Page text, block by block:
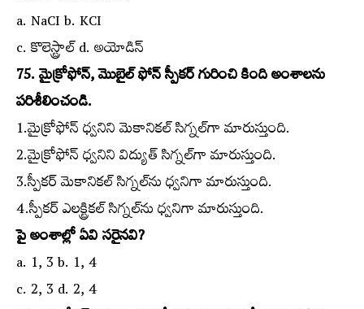
a. NaCI b. KCI
c. కొలెస్ట్రాల్‌ d. అయోడిన్‌
75. మైక్రోఫోన్‌, మొబైల్‌ ఫోన్‌ స్పీకర్‌ గురించి కింది అంశాలను
పరిశీలించండి.
1.మైక్రోఫోన్‌ ధ్వనిని మెకానికల్‌ సిగ్నల్‌గా మారుస్తుంది.
2.మైక్రోఫోన్‌ ధ్వనిని విద్యుత్‌ సిగ్నల్‌గా మారుస్తుంది.
3.స్పీకర్‌ మెకానికల్‌ సిగ్నల్‌ను ధ్వనిగా మారుస్తుంది.
4.స్పీకర్‌ ఎలక్ట్రికల్‌ సిగ్నల్‌ను ధ్వనిగా మారుస్తుంది.
పై అంశాల్లో ఏవి సరైనవి?
a. 1, 3 b. 1, 4
c. 2, 3 d. 2, 4